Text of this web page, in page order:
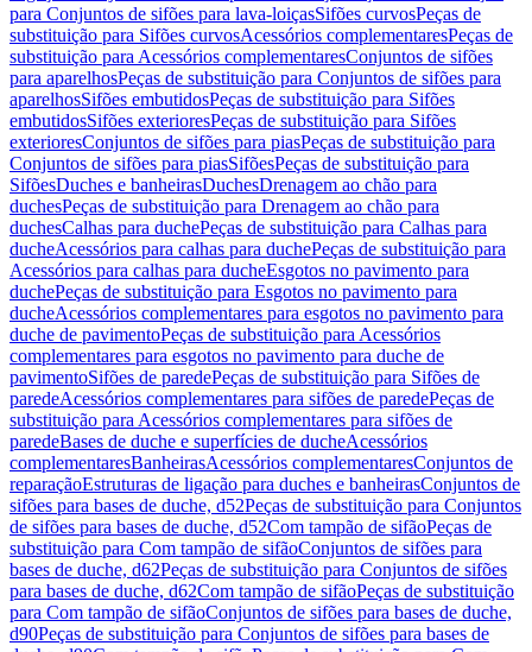
para Conjuntos de sifões para lava-loiçasSifões curvosPeças de
substituição para Sifões curvosAcessórios complementaresPeças de
substituição para Acessórios complementaresConjuntos de sifões
para aparelhosPeças de substituição para Conjuntos de sifões para
aparelhosSifões embutidosPeças de substituição para Sifões
embutidosSifões exterioresPeças de substituição para Sifões
exterioresConjuntos de sifões para piasPeças de substituição para
Conjuntos de sifões para piasSifõesPeças de substituição para
SifõesDuches e banheirasDuchesDrenagem ao chão para
duchesPeças de substituição para Drenagem ao chão para
duchesCalhas para duchePeças de substituição para Calhas para
ducheAcessórios para calhas para duchePeças de substituição para
Acessórios para calhas para ducheEsgotos no pavimento para
duchePeças de substituição para Esgotos no pavimento para
ducheAcessórios complementares para esgotos no pavimento para
duche de pavimentoPeças de substituição para Acessórios
complementares para esgotos no pavimento para duche de
pavimentoSifões de paredePeças de substituição para Sifões de
paredeAcessórios complementares para sifões de paredePeças de
substituição para Acessórios complementares para sifões de
paredeBases de duche e superfícies de ducheAcessórios
complementaresBanheirasAcessórios complementaresConjuntos de
reparaçãoEstruturas de ligação para duches e banheirasConjuntos de
sifões para bases de duche, d52Peças de substituição para Conjuntos
de sifões para bases de duche, d52Com tampão de sifãoPeças de
substituição para Com tampão de sifãoConjuntos de sifões para
bases de duche, d62Peças de substituição para Conjuntos de sifões
para bases de duche, d62Com tampão de sifãoPeças de substituição
para Com tampão de sifãoConjuntos de sifões para bases de duche,
d90Peças de substituição para Conjuntos de sifões para bases de